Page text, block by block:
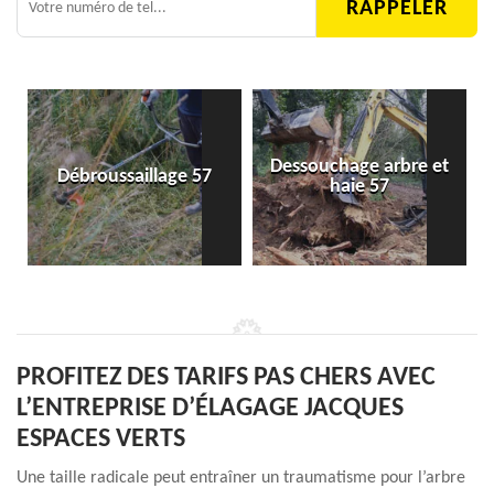
Débroussaillage 57
Dessouchage arbre et
haie 57
PROFITEZ DES TARIFS PAS CHERS AVEC
L’ENTREPRISE D’ÉLAGAGE JACQUES
ESPACES VERTS
Une taille radicale peut entraîner un traumatisme pour l’arbre